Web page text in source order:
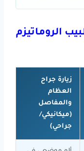
الروماتيزم
زيارة جراح
العظام
والمفاصل
(ميكانيكي/
جراحي)